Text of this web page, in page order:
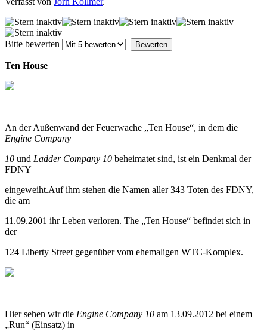
Bitte bewerten
Ten House
An der Außenwand der Feuerwache „Ten House“, in dem die
Engine Company
10 und Ladder Company 10 beheimatet sind, ist ein Denkmal der
FDNY
eingeweiht.Auf ihm stehen die Namen aller 343 Toten des FDNY,
die am
11.09.2001 ihr Leben verloren. The „Ten House“ befindet sich in
der
124 Liberty Street gegenüber vom ehemaligen WTC-Komplex.
Hier sehen wir die Engine Company 10 am 13.09.2012 bei einem
„Run“ (Einsatz) in